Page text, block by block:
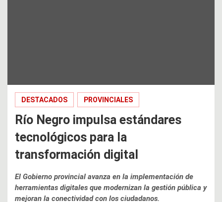
DESTACADOS PROVINCIALES
Río Negro impulsa estándares
tecnológicos para la
transformación digital
El Gobierno provincial avanza en la implementación de
herramientas digitales que modernizan la gestión pública y
mejoran la conectividad con los ciudadanos.